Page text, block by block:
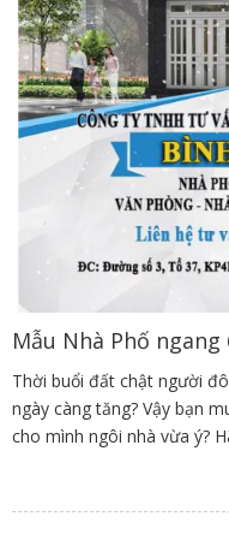
Mẫu Nhà Phố ngang
Thời buổi đất chật người
ngày càng tăng? Vậy bạn
cho mình ngôi nhà vừa ý?